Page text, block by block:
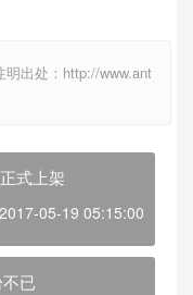
明出处：http://www.ant
式上架
2017-05-19 05:15:00
已